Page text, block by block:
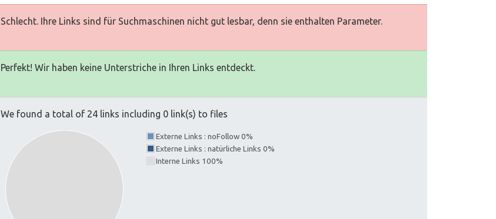
Schlecht. Ihre Links sind für Suchmaschinen nicht gut lesbar, denn sie enthalten Parameter.
Perfekt! Wir haben keine Unterstriche in Ihren Links entdeckt.
We found a total of 24 links including 0 link(s) to files
Externe Links : noFollow 0%
Externe Links : natürliche Links 0%
Interne Links 100%